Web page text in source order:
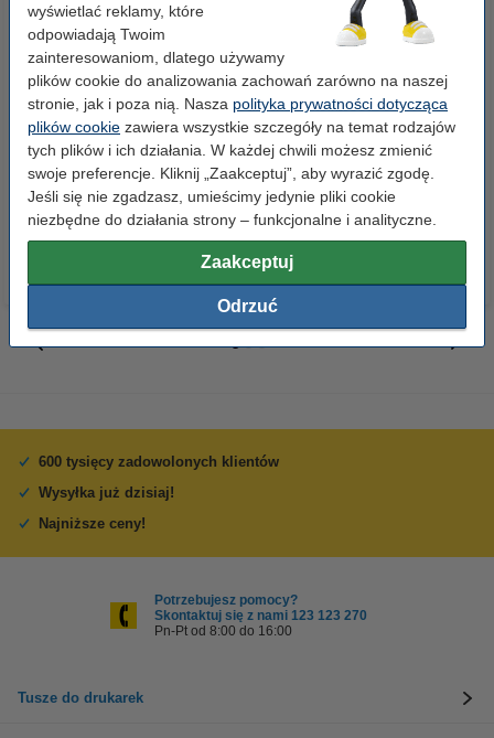
wyświetlać reklamy, które
odpowiadają Twoim
zainteresowaniom, dlatego używamy
plików cookie do analizowania zachowań zarówno na naszej
stronie, jak i poza nią. Nasza polityka prywatności dotycząca
plików cookie zawiera wszystkie szczegóły na temat rodzajów
tych plików i ich działania. W każdej chwili możesz zmienić
swoje preferencje. Kliknij „Zaakceptuj”, aby wyrazić zgodę.
Jeśli się nie zgadzasz, umieścimy jedynie pliki cookie
niezbędne do działania strony – funkcjonalne i analityczne.
Zaakceptuj
Odrzuć
Segregator A4 plastikowy
niebieski 80 mm, 123drukuj
9,90 zł z VAT
Baterie AAA LR03 123drukuj
Xtreme Power MN2400, 24
sztuki
35,00 zł z VAT
600 tysięcy zadowolonych klientów
Wysyłka już dzisiaj!
Najniższe ceny!
Potrzebujesz pomocy?
Skontaktuj się z nami 123 123 270
Pn-Pt od 8:00 do 16:00
Tusze do drukarek